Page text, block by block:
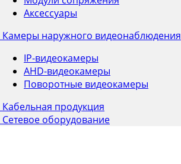
Аксессуары
Камеры наружного видеонаблюдения
IP-видеокамеры
AHD-видеокамеры
Поворотные видеокамеры
Кабельная продукция
Сетевое оборудование